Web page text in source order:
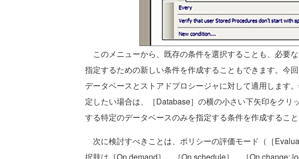
このメニューから、既存の条件を選択することも、必要
指定するための新しい条件を作成することもできます。今
データベースとストアドプロシージャに対して適用します
定したい場合は、［Database］の横の小さい下矢印をクリ
する特定のデータベースのみを指定する条件を作成すること
次に検討すべきことは、ポリシーの評価モード（［